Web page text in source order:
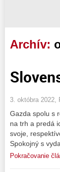
Archív:
3. októbra 2022,
Gazda spolu s
na trh a predá
svoje,
Spokojný s
Pokračovanie